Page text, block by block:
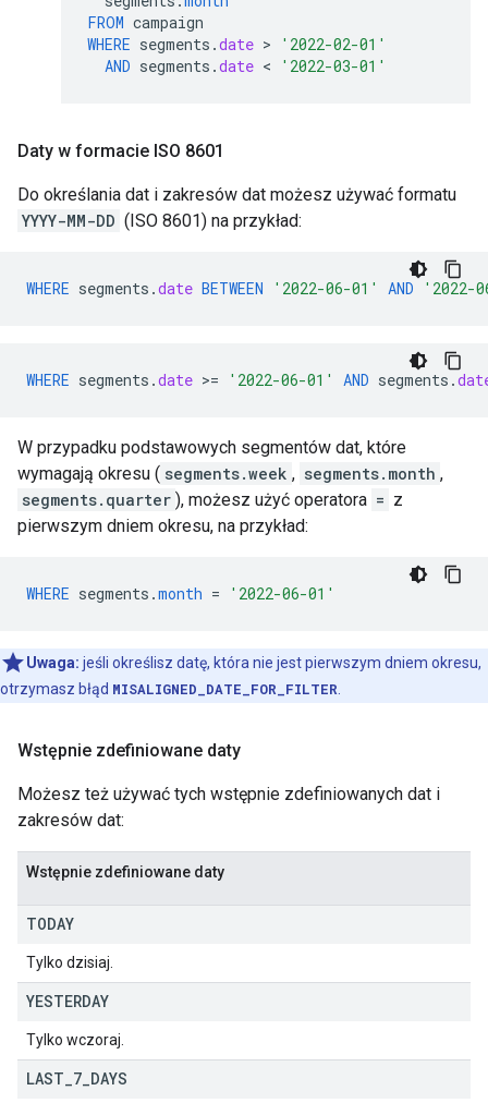
FROM campaign
WHERE segments .date >
'2022-02-01'
AND segments .date < '2022-03-01'
Daty w formacie ISO 8601
Do określania dat i zakresów dat możesz używać formatu
YYYY-MM-DD (ISO 8601) na przykład:
WHERE segments .date BETWEEN '2022-06-01' AND '2022-
WHERE segments .date >= '2022-06-01' AND segments .
W przypadku podstawowych segmentów dat, które
wymagają okresu ( segments.week , segments.month ,
segments.quarter ), możesz użyć operatora = z
pierwszym dniem okresu, na przykład:
WHERE segments .month = '2022-06-01'
Uwaga: jeśli określisz datę, która nie jest pierwszym dniem okresu,
otrzymasz błąd MISALIGNED_DATE_FOR_FILTER
Wstępnie zdefiniowane daty
Możesz też używać tych wstępnie zdefiniowanych dat i
zakresów dat:
Wstępnie zdefiniowane daty
TODAY
Tylko dzisiaj.
YESTERDAY
Tylko wczoraj.
LAST 7 DAYS